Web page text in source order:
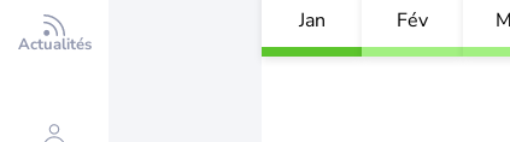
Actualités
Jan Fév